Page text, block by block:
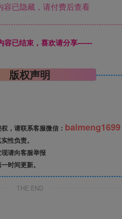
已隐藏，请付费后查看
容已结束，喜欢请分享------
版权声明
，请联系客服微信： baimeng1699
性负责。
请向客服举报
时间更新。
THE END